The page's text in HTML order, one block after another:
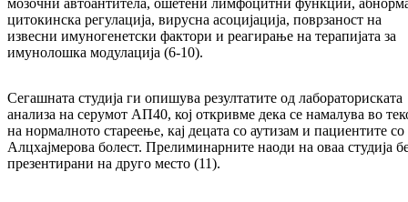
мозочни ав­то­антитела, ошетени лимфоцитни функции,
цитокинска регулација, вирусна асо­ци­јација, поврзаност на
извесни имуногенетски фактори и реагирање на терапијата за
имуно­лош­ка модулација (6-10).
Сегашната студија ги опишува резултатите од лабораториската
анализа на серумот АП40, кој откривме дека се намалува во
на нор­мал­но­то стареење, кај децата со аутизам и пациен­тите со
Алцхајмерова болест. Прелиминарните наоди на оваа студија
презентирани на дру­го место (11).